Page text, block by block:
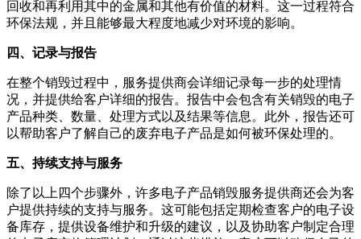
回收和再利用其中的金属和其他有价值的材料。这一过程符合
环保法规，并且能够最大程度地减少对环境的影响。
四、记录与报告
在整个销毁过程中，服务提供商会详细记录每一步的处理情
况，并提供给客户详细的报告。报告中会包含有关销毁的电子
产品种类、数量、处理方式以及结果等信息。此外，报告还可
以帮助客户了解自己的废弃电子产品是如何被环保处理的。
五、持续支持与服务
除了以上四个步骤外，许多电子产品销毁服务提供商还会为客
户提供持续的支持与服务。这可能包括定期检查客户的电子设
备库存，提供设备维护和升级的建议，以及协助客户制定合理